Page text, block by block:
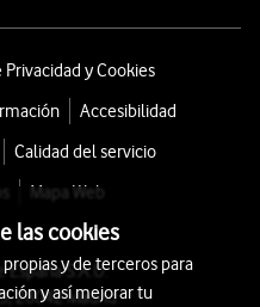
Privacidad y Cookies
Accesibilidad
Calidad del servicio
Mapa Web
S.A.U.
28042 Madrid
las cookies
y de terceros para
y así mejorar tu